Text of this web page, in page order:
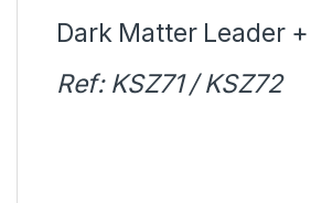
Dark Matter Leader
Ref: KSZ71 / KSZ72